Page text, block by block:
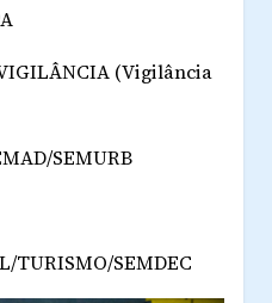
(Vigilância
SEMURB
TURISMO/SEMDEC